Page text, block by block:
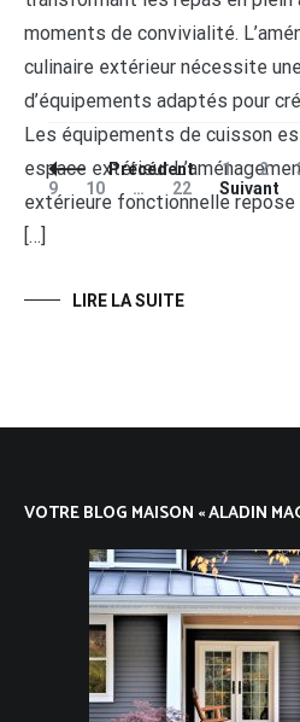
moments de convivialité.
culinaire extérieur nécessite
d’équipements adaptés pour
Les équipements de cuisson
espace extérieur
extérieure fonctionnelle repose
[…]
LIRE LA SUITE
Navigation
des
articles
Précédent Page
1 Page
2
9
Page
10 … Page
22 Suivant
VOTRE BLOG MAISON « ALADIN